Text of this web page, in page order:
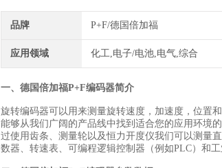
品牌 P+F/德国倍加福
应用领域 化工,电子/电池,电气,综合
一、 德国倍加福P+F编码器简介
旋转编码器可以用来测量旋转速度，加速度，位置
能够从我们广阔的产品线中找到适合您的应用环境
过使用齿条、测量轮以及恒力开度仪我们可以测量
数器、转速表、可编程逻辑控制器（例如PLC）和工